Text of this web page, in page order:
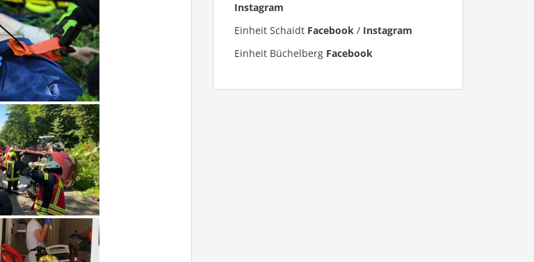
Instagram
Einheit Schaidt Facebook / Instagram
Einheit Büchelberg Facebook